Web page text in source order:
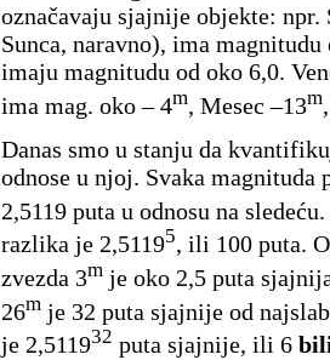
označavaju sjajnije objekte:
Sunca, naravno), ima
imaju magnitudu od oko 6,0.
ima mag. oko – 4m, Mesec –13m
Danas smo u stanju da
odnose u njoj. Svaka magnituda
2,5119 puta u odnosu na
razlika je 2,51195, ili 100 puta.
zvezda 3m je oko 2,5 puta
26m je 32 puta sjajnije od
je 2,511932 puta sjajnije, ili 6